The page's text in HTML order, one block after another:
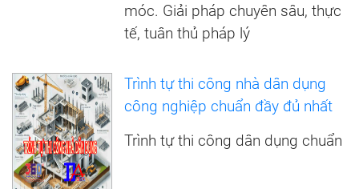
móc. Giải pháp chuyên sâu, thực
tế, tuân thủ pháp lý
Trình tự thi công nhà dân dụng
công nghiệp chuẩn đầy đủ nhất
Trình tự thi công dân dụng chuẩn